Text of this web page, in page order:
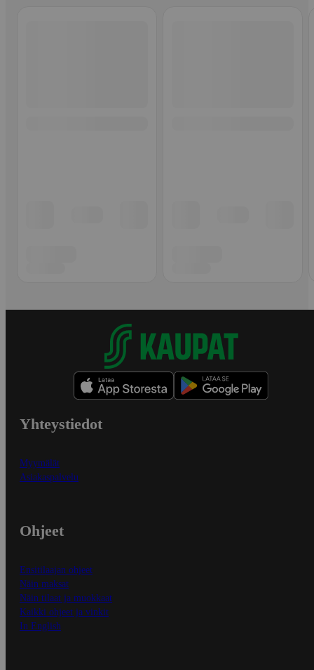
Yhteystiedot
Myymälät
Asiakaspalvelu
Ohjeet
Ensitilaajan ohjeet
Näin maksat
Näin tilaat ja muokkaat
Kaikki ohjeet ja vinkit
In English